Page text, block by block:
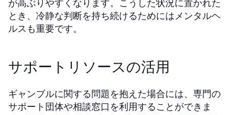
が高ぶりやすくなります。こうした状況に置かれた
とき、冷静な判断を持ち続けるためにはメンタルヘ
ルスも重要です。
サポートリソースの活用
ギャンブルに関する問題を抱えた場合には、専門の
サポート団体や相談窓口を利用することができま